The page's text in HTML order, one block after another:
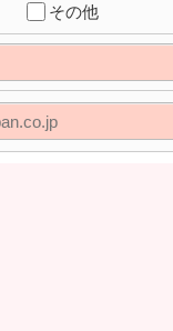
その他